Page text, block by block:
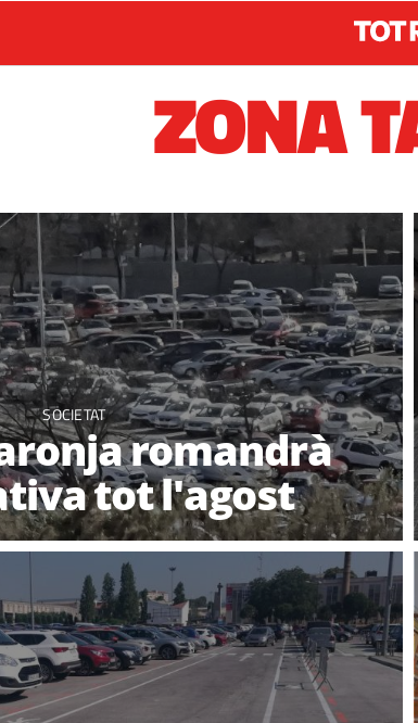
ZONA
SOCIETAT
romandrà
tot l'agost